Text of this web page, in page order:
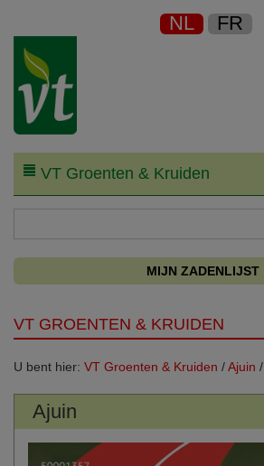
NL FR
VT Groenten & Kruiden
MIJN ZADENLIJST
VT GROENTEN & KRUIDEN
U bent hier: VT Groenten & Kruiden /Ajuin /
Ajuin